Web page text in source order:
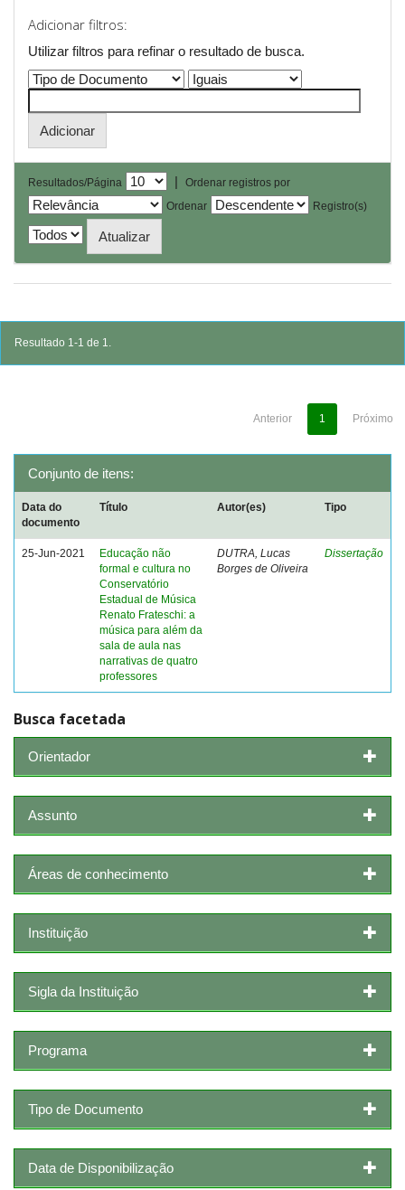
Adicionar filtros:
Utilizar filtros para refinar o resultado de busca.
Resultados/Página |
Ordenar registros por
Ordenar
Registro(s)
Resultado 1-1 de 1.
Anterior 1 Próximo
Conjunto de itens:
Data do
documento
Título Autor(es) Tipo
25-Jun-2021
Educação não
formal e cultura no
Conservatório
Estadual de Música
Renato Frateschi: a
música para além da
sala de aula nas
narrativas de quatro
professores
DUTRA, Lucas
Borges de Oliveira
Dissertação
Busca facetada
Orientador
Assunto
Áreas de conhecimento
Instituição
Sigla da Instituição
Programa
Tipo de Documento
Data de Disponibilização